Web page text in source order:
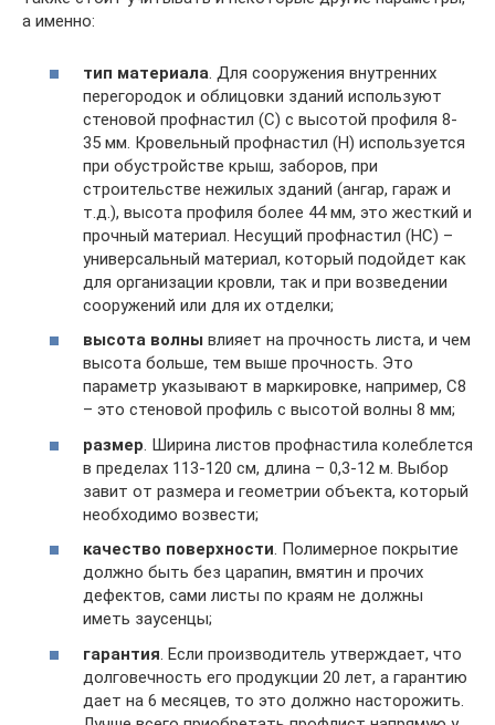
а именно:
тип материала. Для сооружения внутренних
перегородок и облицовки зданий используют
стеновой профнастил (С) с высотой профиля 8-
35 мм. Кровельный профнастил (Н) используется
при обустройстве крыш, заборов, при
строительстве нежилых зданий (ангар, гараж и
т.д.), высота профиля более 44 мм, это жесткий и
прочный материал. Несущий профнастил (НС) –
универсальный материал, который подойдет как
для организации кровли, так и при возведении
сооружений или для их отделки;
высота волны влияет на прочность листа, и чем
высота больше, тем выше прочность. Это
параметр указывают в маркировке, например, С8
– это стеновой профиль с высотой волны 8 мм;
размер. Ширина листов профнастила колеблется
в пределах 113-120 см, длина – 0,3-12 м. Выбор
завит от размера и геометрии объекта, который
необходимо возвести;
качество поверхности. Полимерное покрытие
должно быть без царапин, вмятин и прочих
дефектов, сами листы по краям не должны
иметь заусенцы;
гарантия. Если производитель утверждает, что
долговечность его продукции 20 лет, а гарантию
дает на 6 месяцев, то это должно насторожить.